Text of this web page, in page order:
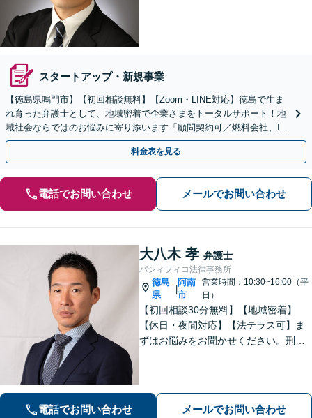
スタートアップ・新規事業
【徳島県鳴門市】【初回相談無料】【Zoom・LINE対応】徳島で生ま
れ育った弁護士として、地域密着で企業さまをトータルサポート！地
域社会ならではのお悩みに寄り添います「顧問契約可／燃料会社、IT
企業、美容業界、病院など」【休日・夜間相談可】
料金表を見る
電話でお問い合わせ メールでお問い合わせ
大八木 孝 弁護士
パシィフィコ法律事務所
徳島
県
|
阿南
市
営業時間：10:30~16:00（平
日）
【初回相談30分無料】【地域密着】
【休日・夜間対応】【法テラス可】ま
ずはお悩みをお聞かせください。刑事
状況から抜け出すお手伝いをします。
電話でお問い合わせ メールでお問い合わせ